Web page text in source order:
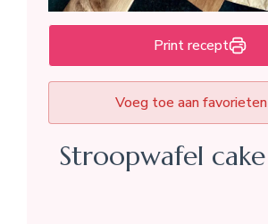
Print recept
Voeg toe aan favorieten
Stroopwafel cake